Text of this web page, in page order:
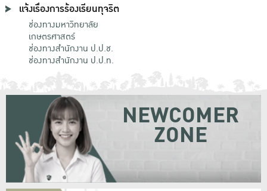
แจ้งเรื่องการร้องเรียนทุจริต
ช่องทางมหาวิทยาลัย
เกษตรศาสตร์
ช่องทางสำนักงาน ป.ป.ช.
ช่องทางสำนักงาน ป.ป.ท.
NEWCOMER
ZONE